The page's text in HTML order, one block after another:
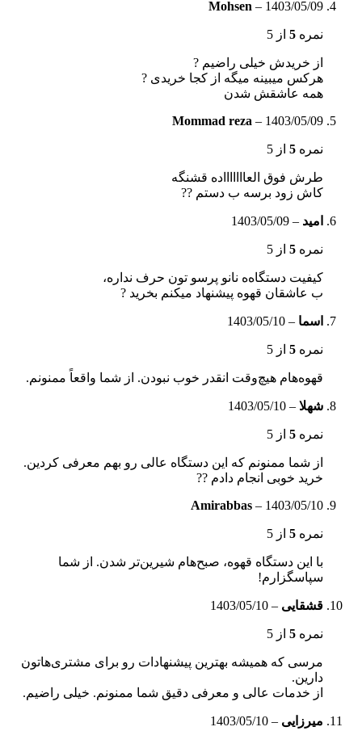
Mohsen – 1403/05/09
نمره 5 از 5
از خریدش خیلی راضیم ?
هرکس میبینه میگه از کجا خریدی ?
همه عاشقش شدن
Mommad reza – 1403/05/09
نمره 5 از 5
طرش فوق العاااااااده قشنگه
کاش زود برسه ب دستم ??
امید –
1403/05/09
نمره 5 از 5
کیفیت دستگاه‌ه نانو پرسو تون حرف نداره،
ب عاشقان قهوه پیشنهاد میکنم بخرید ?
اسما –
1403/05/10
نمره 5 از 5
قهوه‌هام هیچ‌وقت انقدر خوب نبودن. از شما واقعاً ممنونم.
شهلا –
1403/05/10
نمره 5 از 5
از شما ممنونم که این دستگاه عالی رو بهم معرفی کردین.
خرید خوبی انجام دادم ??
Amirabbas – 1403/05/10
نمره 5 از 5
با این دستگاه قهوه، صبح‌هام شیرین‌تر شدن. از شما
سپاسگزارم!
قشقایی –
1403/05/10
نمره 5 از 5
مرسی که همیشه بهترین پیشنهادات رو برای مشتری‌هاتون
دارین.
از خدمات عالی و معرفی دقیق شما ممنونم. خیلی راضیم.
میرزایی –
1403/05/10